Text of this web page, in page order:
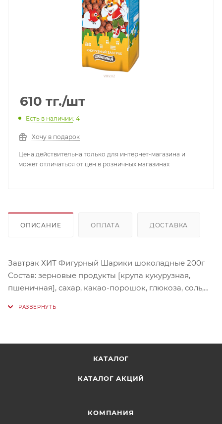
610 тг./шт
Есть в наличии: 4
Хочу в подарок
Цена действительна только для интернет-магазина и
может отличаться от цен в розничных магазинах
ОПИСАНИЕ ОПЛАТА ДОСТАВКА
Завтрак ХИТ Фигурный Шарики шоколадные 200г
Состав: зерновые продукты [крупа кукурузная,
пшеничная], сахар, какао-порошок, глюкоза, соль,
воздействия прямых солнечных лучей.
КАТАЛОГ
КАТАЛОГ АКЦИЙ
КОМПАНИЯ